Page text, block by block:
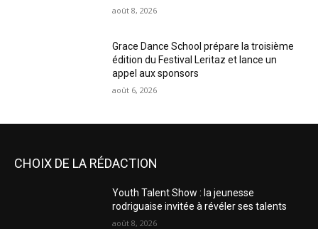
août 8, 2026
Grace Dance School prépare la troisième
édition du Festival Leritaz et lance un
appel aux sponsors
août 6, 2026
CHOIX DE LA RÉDACTION
Youth Talent Show : la jeunesse
rodriguaise invitée à révéler ses talents
août 8, 2026